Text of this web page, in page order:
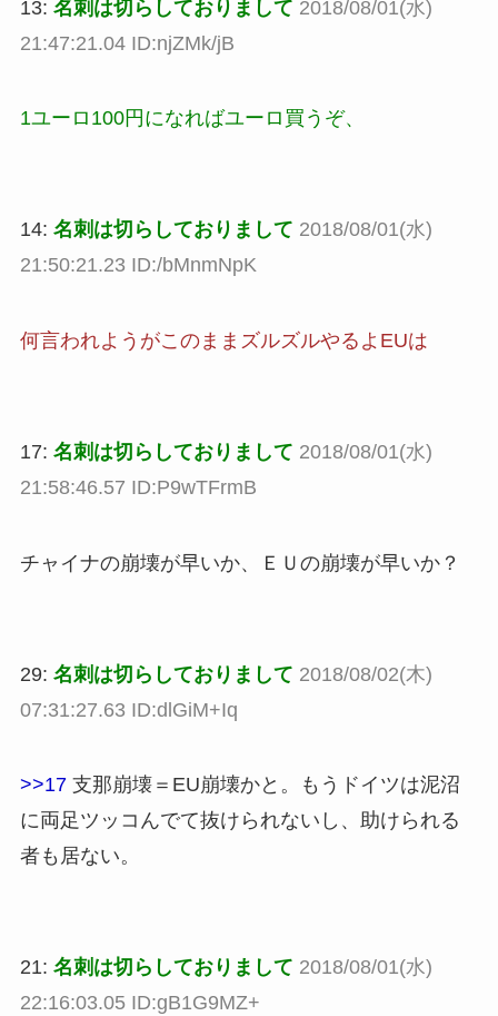
13: 名刺は切らしておりまして 2018/08/01(水)
21:47:21.04 ID:njZMk/jB
1ユーロ100円になればユーロ買うぞ、
14: 名刺は切らしておりまして 2018/08/01(水)
21:50:21.23 ID:/bMnmNpK
何言われようがこのままズルズルやるよEUは
17: 名刺は切らしておりまして 2018/08/01(水)
21:58:46.57 ID:P9wTFrmB
チャイナの崩壊が早いか、ＥＵの崩壊が早いか？
29: 名刺は切らしておりまして 2018/08/02(木)
07:31:27.63 ID:dlGiM+Iq
>>17支那崩壊＝EU崩壊かと。もうドイツは泥沼
に両足ツッコんでて抜けられないし、助けられる
者も居ない。
21: 名刺は切らしておりまして 2018/08/01(水)
22:16:03.05 ID:gB1G9MZ+